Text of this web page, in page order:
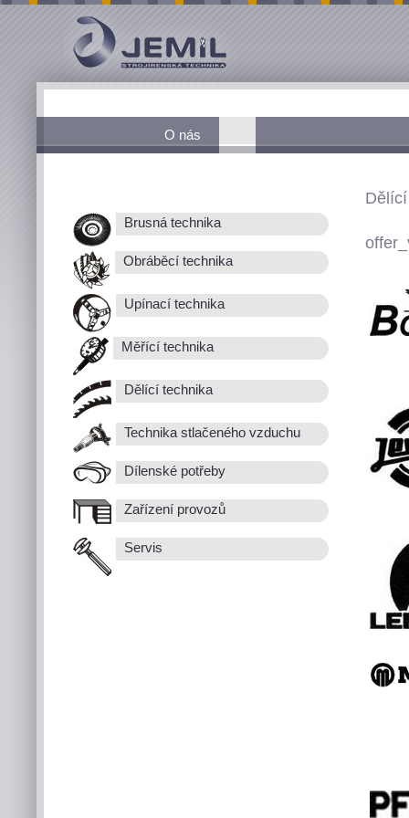
O nás
Brusná technika
Obráběcí technika
Upínací technika
Měřící technika
Dělící technika
Technika stlačeného vzduchu
Dílenské potřeby
Zařízení provozů
Servis